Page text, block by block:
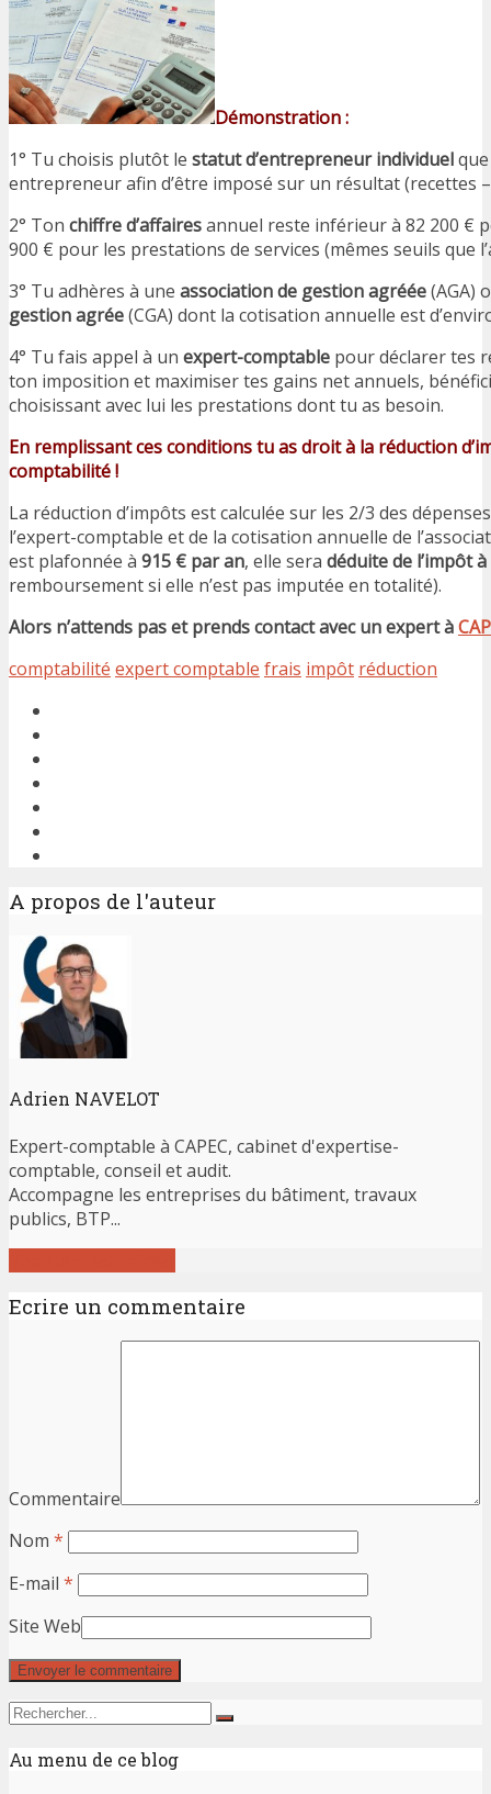
Démonstration :
1° Tu choisis plutôt le statut d’entrepreneur individuel
entrepreneur afin d’être imposé sur un résultat (recettes
2° Ton chiffre d’affairesannuel reste inférieur à 82 200 €
900 € pour les prestations de services (mêmes seuils que
3° Tu adhères à une association de gestion agréée(AGA)
gestion agrée(CGA) dont la cotisation annuelle est
4° Tu fais appel à un expert-comptable pour déclarer tes
ton imposition et maximiser tes gains net annuels,
choisissant avec lui les prestations dont tu as besoin.
En remplissant ces conditions tu as droit à la réduction
comptabilité !
La réduction d’impôts est calculée sur les 2/3 des
l’expert-comptable et de la cotisation annuelle de
est plafonnée à 915 € par an, elle sera déduite de l’impôt
remboursement si elle n’est pas imputée en totalité).
Alors n’attends pas et prends contact avec un expert à
comptabilité expert comptable frais impôt réduction
A propos de l'auteur
Adrien NAVELOT
Expert-comptable à CAPEC, cabinet d'expertise-
comptable, conseil et audit.
Accompagne les entreprises du bâtiment, travaux
publics, BTP...
Ecrire un commentaire
Commentaire
Nom *
E-mail *
Site Web
Au menu de ce blog